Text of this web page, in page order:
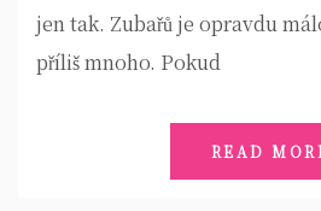
jen tak. Zubařů je opravdu
příliš mnoho. Pokud
READ